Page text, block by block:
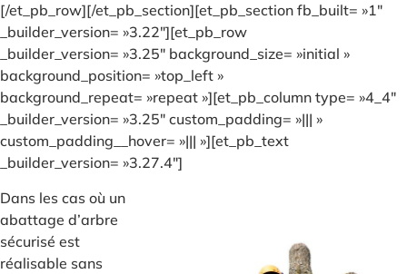
[/et_pb_row][/et_pb_section][et_pb_section fb_built= »1″
_builder_version= »3.22″][et_pb_row
_builder_version= »3.25″ background_size= »initial »
background_position= »top_left »
background_repeat= »repeat »][et_pb_column type= »4_4″
_builder_version= »3.25″ custom_padding= »||| »
custom_padding__hover= »||| »][et_pb_text
_builder_version= »3.27.4″]
Dans les cas où un
abattage d’arbre
sécurisé est
réalisable sans